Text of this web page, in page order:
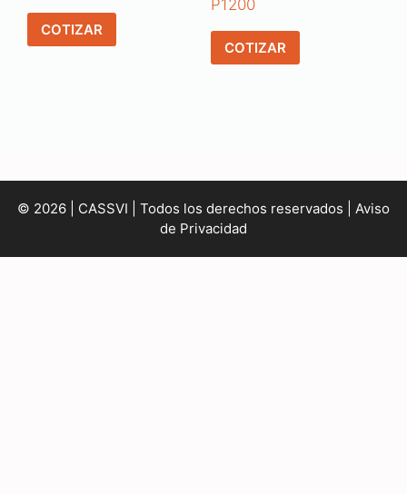
COTIZAR
P1200
COTIZAR
© 2026 | CASSVI | Todos los derechos reservados | Aviso
de Privacidad